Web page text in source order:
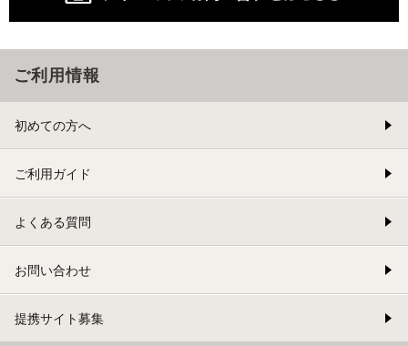
ご利用情報
初めての方へ
ご利用ガイド
よくある質問
お問い合わせ
提携サイト募集